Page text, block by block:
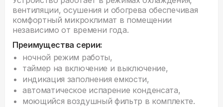
вентиляции, осушения и обогрева обеспечивая
комфортный микроклимат в помещении
независимо от времени года.
Преимущества серии:
ночной режим работы,
таймер на включение и выключение,
индикация заполнения емкости,
автоматическое испарение конденсата,
моющийся воздушный фильтр в комплекте.